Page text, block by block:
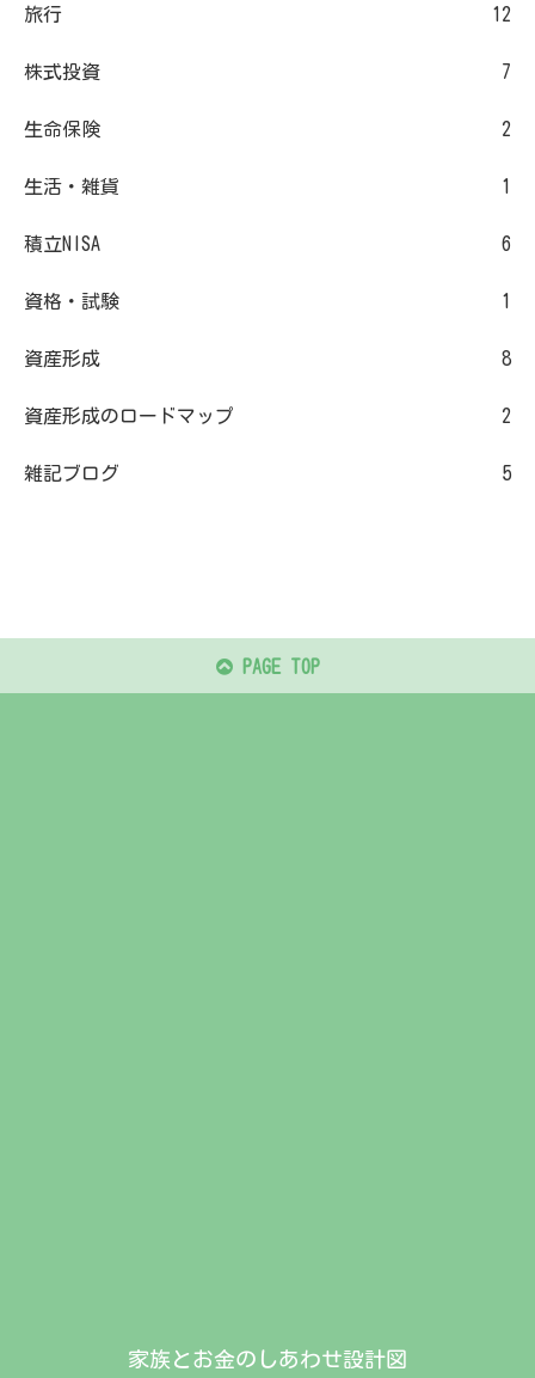
旅行 12
株式投資 7
生命保険 2
生活・雑貨 1
積立NISA 6
資格・試験 1
資産形成 8
資産形成のロードマップ 2
雑記ブログ 5
PAGE TOP
家族とお金のしあわせ設計図